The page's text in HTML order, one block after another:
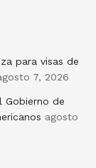
para visas de
7, 2026
Gobierno de
agosto